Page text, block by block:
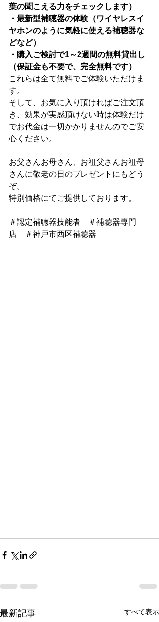
葉の聞こえる力をチェックします）
・最新型補聴器の体験（ワイヤレスイ
ヤホンのように気軽に使える補聴器な
どなど）
・購入ご検討で1～2週間の無料貸出し
（保証金も不要で、完全無料です）
これらは全て無料でご体験いただけま
す。
そして、お気に入り頂ければご注文頂
き、効果が実感頂けない時は体験だけ
でお代金は一切かかりませんのでご安
心ください。
お父さんお母さん、お祖父さんお祖母
さんに敬老の日のプレゼントにもどう
ぞ。
特別価格にてご提供しております。
＃認定補聴器技能者　＃補聴器専門
店　＃神戸市西区補聴器
最新記事 すべて表示